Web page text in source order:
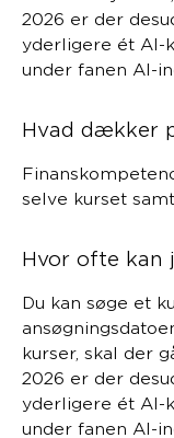
2026 er der
yderligere ét AI-
under fanen AI-
Hvad dækker
selve kurset
Hvor ofte kan
Du kan søge et
kurser, skal der
2026 er der
yderligere ét AI-
under fanen AI-